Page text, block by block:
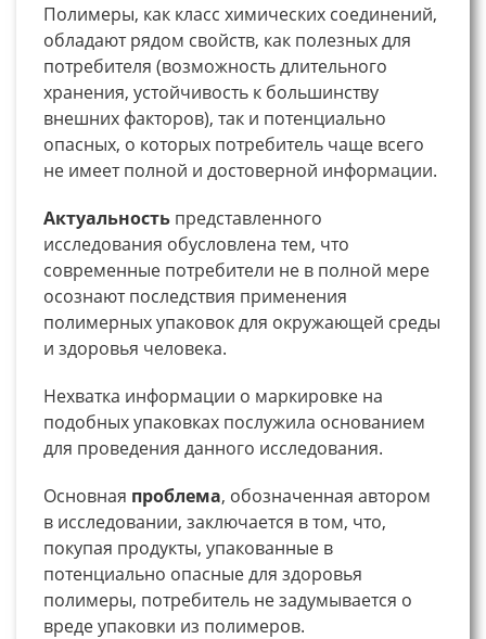
Полимеры, как класс химических соединений,
обладают рядом свойств, как полезных для
потребителя (возможность длительного
хранения, устойчивость к большинству
внешних факторов), так и потенциально
опасных, о которых потребитель чаще всего
не имеет полной и достоверной информации.
Актуальность представленного
исследования обусловлена тем, что
современные потребители не в полной мере
осознают последствия применения
полимерных упаковок для окружающей среды
и здоровья человека.
Нехватка информации о маркировке на
подобных упаковках послужила основанием
для проведения данного исследования.
Основная проблема, обозначенная автором
в исследовании, заключается в том, что,
покупая продукты, упакованные в
потенциально опасные для здоровья
полимеры, потребитель не задумывается о
вреде упаковки из полимеров.